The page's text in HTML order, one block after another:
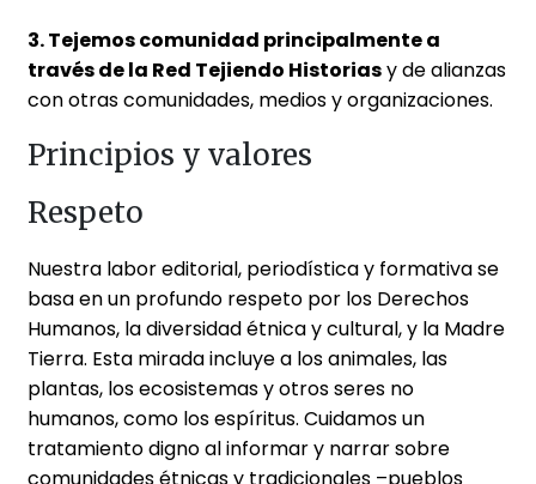
3. Tejemos comunidad principalmente a
través de la Red Tejiendo Historiasy de alianzas
con otras comunidades, medios y organizaciones.
Principios y valores
Respeto
Nuestra labor editorial, periodística y formativa se
basa en un profundo respeto por los Derechos
Humanos, la diversidad étnica y cultural, y la Madre
Tierra. Esta mirada incluye a los animales, las
plantas, los ecosistemas y otros seres no
humanos, como los espíritus. Cuidamos un
tratamiento digno al informar y narrar sobre